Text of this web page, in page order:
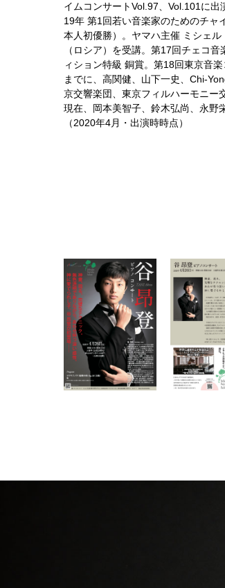
イムコンサートVol.97、Vol.101に出
19年 第1回若い音楽家のためのチャ
本人初優勝）。ヤマハ主催 ミシェ
（ロシア）を受講。第17回チェコ
ィション特級 銅賞。第18回東京音
までに、高関健、山下一史、Chi-
京交響楽団、東京フィルハーモニー
現在、岡本美智子、鈴木弘尚、永野
（2020年4月・出演時時点）